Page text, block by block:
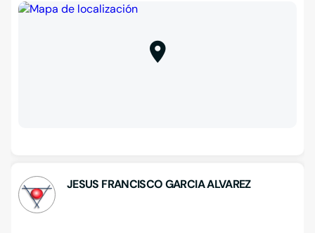
JESUS FRANCISCO GARCIA ALVAREZ